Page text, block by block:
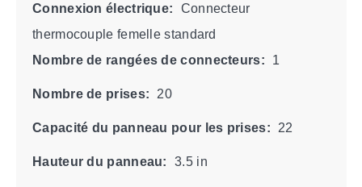
Connexion électrique:
Connecteur
thermocouple femelle standard
Nombre de rangées de connecteurs:
1
Nombre de prises: 20
Capacité du panneau pour les prises: 22
Hauteur du panneau: 3.5 in